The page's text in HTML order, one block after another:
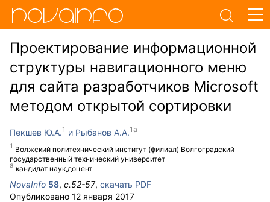
Проектирование информационной
структуры навигационного меню
для сайта разработчиков Microsoft
методом открытой сортировки
Пекшев Ю.А.
Волжский политехнический институт (филиал) Волгоградский
государственный технический университет
Рыбанов А.А.
кандидат наук,доцент
NovaInfo 58, с.52-57, скачать PDF
Опубликовано 12 января 2017